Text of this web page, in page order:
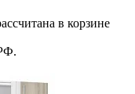
в корзине